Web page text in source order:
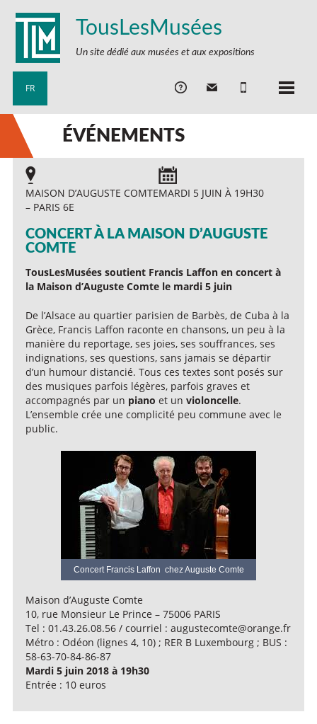
TousLesMusées
Un site dédié aux musées et aux expositions
FR
ÉVÉNEMENTS
MAISON D’AUGUSTE COMTE
– PARIS 6E
MARDI 5 JUIN À 19H30
CONCERT À LA MAISON D’AUGUSTE
COMTE
TousLesMusées soutient Francis Laffon en concert à
la Maison d’Auguste Comte le mardi 5 juin
De l’Alsace au quartier parisien de Barbès, de Cuba à la
Grèce, Francis Laffon raconte en chansons, un peu à la
manière du reportage, ses joies, ses souffrances, ses
indignations, ses questions, sans jamais se départir
d’un humour distancié. Tous ces textes sont posés sur
des musiques parfois légères, parfois graves et
accompagnés par un piano et un violoncelle.
L’ensemble crée une complicité peu commune avec le
public.
Concert Francis Laffon chez Auguste Comte
Maison d’Auguste Comte
10, rue Monsieur Le Prince – 75006 PARIS
Tel : 01.43.26.08.56 / courriel : augustecomte@orange.fr
Métro : Odéon (lignes 4, 10) ; RER B Luxembourg ; BUS :
58-63-70-84-86-87
Mardi 5 juin 2018 à 19h30
Entrée : 10 euros